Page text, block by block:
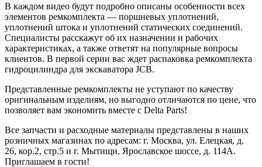
В каждом видео будут подробно описаны особенности всех
элементов ремкомплекта — поршневых уплотнений,
уплотнений штока и уплотнений статических соединений.
Специалисты расскажут об их назначении и рабочих
характеристиках, а также ответят на популярные вопросы
клиентов. В первой серии вас ждет распаковка ремкомплекта
гидроцилиндра для экскаватора JCB.
Представленные ремкомплекты не уступают по качеству
оригинальным изделиям, но выгодно отличаются по цене, что
позволяет вам экономить вместе с Delta Parts!
Все запчасти и расходные материалы представлены в наших
розничных магазинах по адресам: г. Москва, ул. Елецкая, д.
26, кор.2, стр.5 и г. Мытищи, Ярославское шоссе, д. 114А.
Приглашаем в гости!